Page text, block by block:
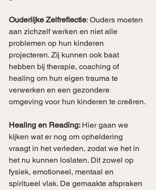
Ouderlijke Zelfreflectie: Ouders moeten
aan zichzelf werken en niet alle
problemen op hun kinderen
projecteren. Zij kunnen ook baat
hebben bij therapie, coaching of
healing om hun eigen trauma te
verwerken en een gezondere
omgeving voor hun kinderen te creëren.
Healing en Reading: Hier gaan we
kijken wat er nog om opheldering
vraagt in het verleden, zodat we het in
het nu kunnen loslaten. Dit zowel op
fysiek, emotioneel, mentaal en
spiritueel vlak. De gemaakte afspraken